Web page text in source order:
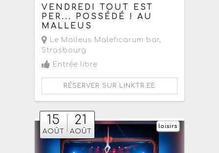
VENDREDI TOUT EST
PER... POSSÉDÉ ! AU
MALLEUS
Le Malleus Maleficarum bar,
Strasbourg
Entrée libre
RÉSERVER SUR LINKTR.EE
15
AOÛT
21
AOÛT
loisirs